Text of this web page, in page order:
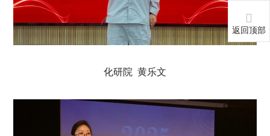
化研院 黄乐文
返回顶部